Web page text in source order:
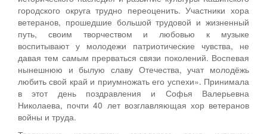
городского округа трудно переоценить. Участники хора
ветеранов, прошедшие большой трудовой и жизненный
путь, своим творчеством и любовью к музыке
воспитывают у молодежи патриотические чувства, не
давая тем самым прерваться связи поколений. Воспевая
нынешнюю и былую славу Отечества, учат молодёжь
любить свой край и приумножать его успехи». Принимала
в этот день поздравления и Софья Валерьевна
Николаева, почти 40 лет возглавляющая хор ветеранов
войны и труда.